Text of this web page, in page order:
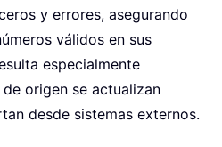
y errores, asegurando
válidos en sus
especialmente
origen se actualizan
desde sistemas externos.